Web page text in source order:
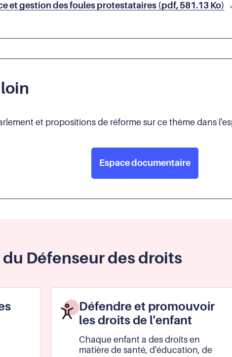
et gestion des foules protestataires (pdf, 581.13 Ko)
et propositions de réforme sur ce thème dans
Espace documentaire
Défenseur des droits
Défendre et promouvoir
les droits de l'enfant
Chaque enfant a des droits en
matière de santé, d'éducation, de